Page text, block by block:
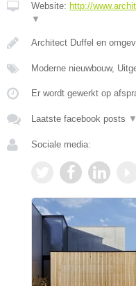
Website: http://
▼
Architect Duffel en
Moderne nieuwbouw,
Er wordt gewerkt op
Laatste facebook posts ▼
Sociale media: